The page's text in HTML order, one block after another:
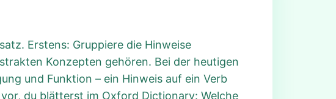
Erstens: Gruppiere die Hinweise
Konzepten gehören. Bei der heutigen
und Funktion – ein Hinweis auf ein Verb
du blätterst im Oxford Dictionary: Welche